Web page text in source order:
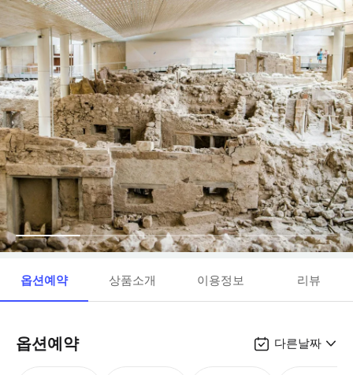
옵션예약 상품소개 이용정보 리뷰
옵션예약 다른날짜